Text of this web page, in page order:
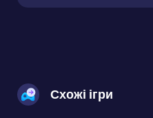
Схожі ігри